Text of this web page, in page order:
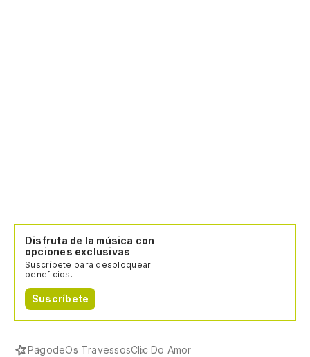
Disfruta de la música con
opciones exclusivas
Suscríbete para desbloquear
beneficios.
Suscríbete
PagodeOs TravessosClic Do Amor